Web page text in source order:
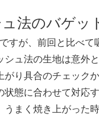
法のバゲッ
すが、前回と比べて
シュ法の生地は意外
がり具合のチェック
態に合わせて対応す
うまく焼き上がった